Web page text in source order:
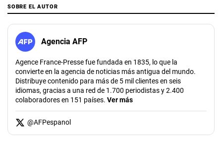
SOBRE EL AUTOR
Agencia AFP
Agence France-Presse fue fundada en 1835, lo que la
convierte en la agencia de noticias más antigua del mundo.
Distribuye contenido para más de 5 mil clientes en seis
idiomas, gracias a una red de 1.700 periodistas y 2.400
colaboradores en 151 países. Ver más
@AFPespanol